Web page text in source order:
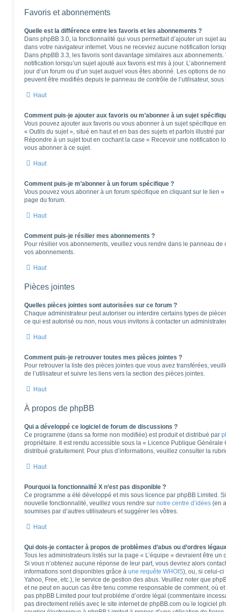
Favoris et abonnements
Quelle est la différence entre les favoris et les abonnements ?
Dans phpBB 3.0, la fonctionnalité qui vous permettait d’ajouter un sujet
dans votre navigateur internet. Vous ne receviez aucune notification
Dans phpBB 3.3, les favoris sont davantage similaires aux
notification lorsqu’un sujet ajouté aux favoris est mis à jour.
jour d’un forum ou d’un sujet auquel vous êtes abonné. Les options de
peuvent être modifiés depuis le panneau de contrôle de l’utilisateur,
Haut
Comment puis-je ajouter aux favoris ou m’abonner à un sujet
Vous pouvez ajouter aux favoris ou vous abonner à un sujet spécifique
« Outils du sujet », situé en haut et en bas des sujets et parfois illustré
Répondre à un sujet tout en cochant la case « Recevoir une notification
vous abonner à ce sujet.
Haut
Comment puis-je m’abonner à un forum spécifique ?
Vous pouvez vous abonner à un forum spécifique en cliquant sur le lien
page du forum.
Haut
Comment puis-je résilier mes abonnements ?
Pour résilier vos abonnements, veuillez vous rendre dans le panneau de
vos abonnements.
Haut
Pièces jointes
Quelles pièces jointes sont autorisées sur ce forum ?
Chaque administrateur peut autoriser ou interdire certains types de
ce qui est autorisé ou non, nous vous invitons à contacter un
Haut
Comment puis-je retrouver toutes mes pièces jointes ?
Pour retrouver la liste des pièces jointes que vous avez transférées,
de l’utilisateur et suivre les liens vers la section des pièces jointes.
Haut
À propos de phpBB
Qui a développé ce logiciel de forum de discussions ?
Ce programme (dans sa forme non modifiée) est produit et distribué par
propriétaire. Il est rendu accessible sous la « Licence Publique Générale
distribué gratuitement. Pour plus d’informations, veuillez consulter la
Haut
Pourquoi la fonctionnalité X n’est pas disponible ?
Ce programme a été développé et mis sous licence par phpBB Limited.
nouvelle fonctionnalité, veuillez vous rendre sur notre centre d’idées (en
soumises par d’autres utilisateurs et suggérer les vôtres.
Haut
Qui dois-je contacter à propos de problèmes d’abus ou d’ordres
Tous les administrateurs listés sur la page « L’équipe » devraient être
Si vous n’obtenez aucune réponse de leur part, vous devriez alors
informations sont disponibles grâce à une requête WHOIS), ou, si celui-ci
Yahoo, Free, etc.), le service de gestion des abus. Veuillez noter que
et ne peut en aucun cas être tenu comme responsable de comment, où
pas phpBB Limited pour tout problème d’ordre légal (commentaire
pas directement reliés avec le site internet de phpBB.com ou le logiciel